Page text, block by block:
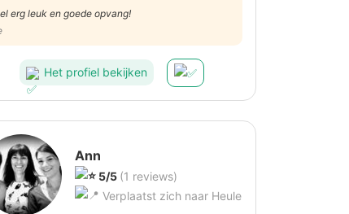
erg leuk en goede opvang!
Het profiel bekijken
Ann
5/5 (1 reviews)
Verplaatst zich naar Heule